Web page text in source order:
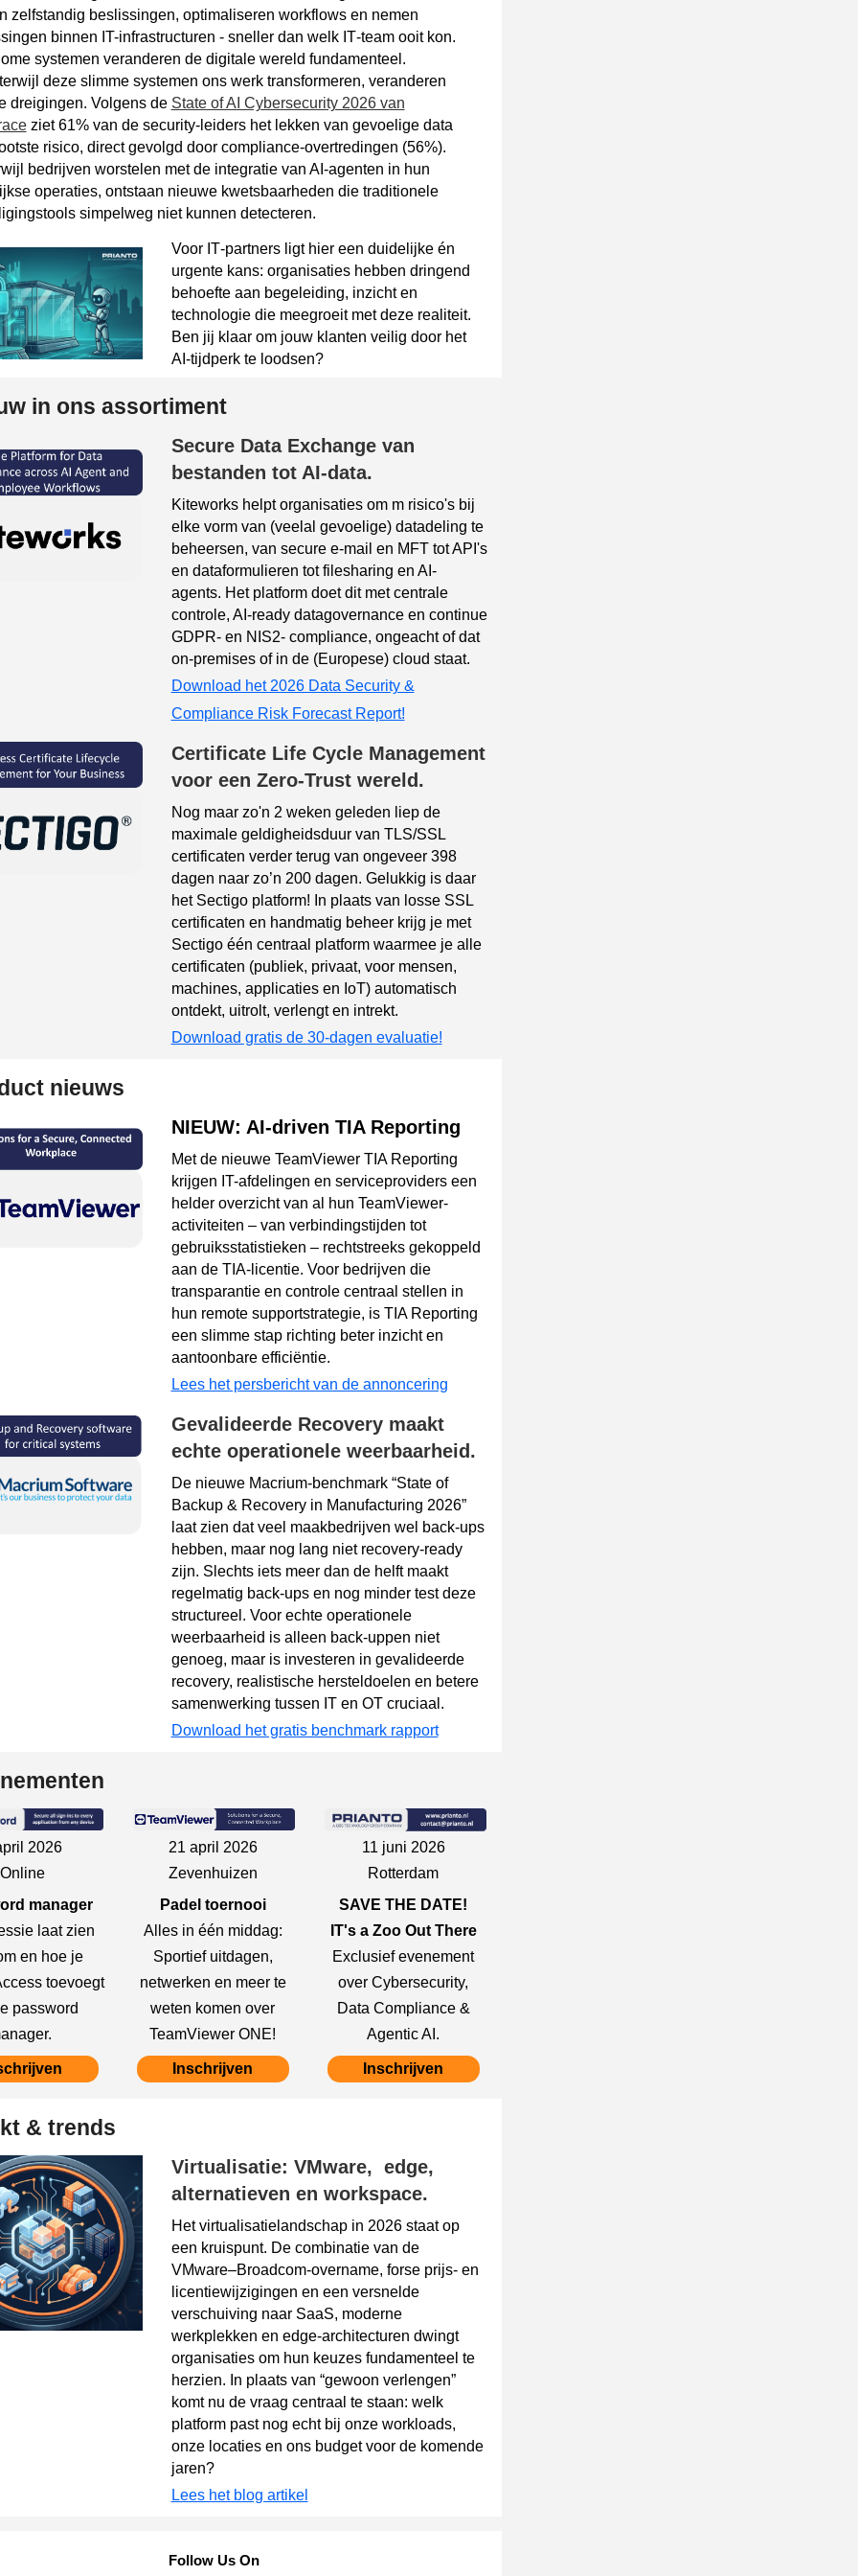
zelfstandig beslissingen, optimaliseren workflows en nemen
binnen IT-infrastructuren - sneller dan welk IT‑team ooit kon.
systemen veranderen de digitale wereld fundamenteel.
deze slimme systemen ons werk transformeren, veranderen
dreigingen. Volgens de State of AI Cybersecurity 2026 van
ziet 61% van de security‑leiders het lekken van gevoelige data
risico, direct gevolgd door compliance‑overtredingen (56%).
bedrijven worstelen met de integratie van AI-agenten in hun
operaties, ontstaan nieuwe kwetsbaarheden die traditionele
simpelweg niet kunnen detecteren.
Voor IT‑partners ligt hier een duidelijke én
urgente kans: organisaties hebben dringend
behoefte aan begeleiding, inzicht en
technologie die meegroeit met deze realiteit.
Ben jij klaar om jouw klanten veilig door het
AI‑tijdperk te loodsen?
in ons assortiment
Secure Data Exchange van
bestanden tot AI-data.
Kiteworks helpt organisaties om m risico's bij
elke vorm van (veelal gevoelige) datadeling te
beheersen, van secure e-mail en MFT tot API's
en dataformulieren tot filesharing en AI-
agents. Het platform doet dit met centrale
controle, AI-ready datagovernance en continue
GDPR- en NIS2- compliance, ongeacht of dat
on-premises of in de (Europese) cloud staat.
Download het 2026 Data Security &
Compliance Risk Forecast Report!
Certificate Life Cycle Management
voor een Zero-Trust wereld.
Nog maar zo'n 2 weken geleden liep de
maximale geldigheidsduur van TLS/SSL
certificaten verder terug van ongeveer 398
dagen naar zo’n 200 dagen. Gelukkig is daar
het Sectigo platform! In plaats van losse SSL
certificaten en handmatig beheer krijg je met
Sectigo één centraal platform waarmee je alle
certificaten (publiek, privaat, voor mensen,
machines, applicaties en IoT) automatisch
ontdekt, uitrolt, verlengt en intrekt.
Download gratis de 30-dagen evaluatie!
nieuws
NIEUW: AI-driven TIA Reporting
Met de nieuwe TeamViewer TIA Reporting
krijgen IT-afdelingen en serviceproviders een
helder overzicht van al hun TeamViewer-
activiteiten – van verbindingstijden tot
gebruiksstatistieken – rechtstreeks gekoppeld
aan de TIA-licentie. Voor bedrijven die
transparantie en controle centraal stellen in
hun remote supportstrategie, is TIA Reporting
een slimme stap richting beter inzicht en
aantoonbare efficiëntie.
Lees het persbericht van de annoncering
Gevalideerde Recovery maakt
echte operationele weerbaarheid.
De nieuwe Macrium‑benchmark “State of
Backup & Recovery in Manufacturing 2026”
laat zien dat veel maakbedrijven wel back‑ups
hebben, maar nog lang niet recovery‑ready
zijn. Slechts iets meer dan de helft maakt
regelmatig back‑ups en nog minder test deze
structureel. Voor echte operationele
weerbaarheid is alleen back‑uppen niet
genoeg, maar is investeren in gevalideerde
recovery, realistische hersteldoelen en betere
samenwerking tussen IT en OT cruciaal.
Download het gratis benchmark rapport
2026
Online
21 april 2026
Zevenhuizen
11 juni 2026
Rotterdam
manager
laat zien
en hoe je
toevoegt
password
Padel toernooi
Alles in één middag:
Sportief uitdagen,
netwerken en meer te
weten komen over
TeamViewer ONE!
SAVE THE DATE!
IT's a Zoo Out There
Exclusief evenement
over Cybersecurity,
Data Compliance &
Agentic AI.
Inschrijven Inschrijven
& trends
Virtualisatie: VMware, edge,
alternatieven en workspace.
Het virtualisatielandschap in 2026 staat op
een kruispunt. De combinatie van de
VMware–Broadcom‑overname, forse prijs- en
licentiewijzigingen en een versnelde
verschuiving naar SaaS, moderne
werkplekken en edge‑architecturen dwingt
organisaties om hun keuzes fundamenteel te
herzien. In plaats van “gewoon verlengen”
komt nu de vraag centraal te staan: welk
platform past nog echt bij onze workloads,
onze locaties en ons budget voor de komende
jaren?
Lees het blog artikel
Follow Us On